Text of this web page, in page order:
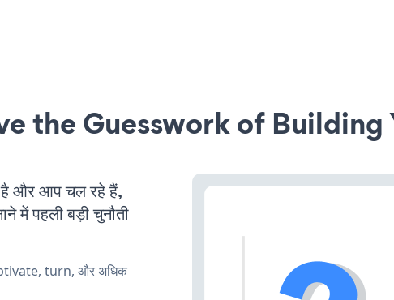
the Guesswork of Building
है और आप चल रहे हैं,
में पहली बड़ी चुनौती
turn, और अधिक